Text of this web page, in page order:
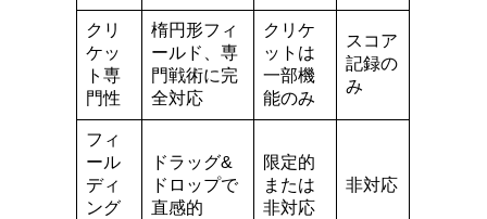
クリ
ケッ
ト専
門性
楕円形フィ
ールド、専
門戦術に完
全対応
クリケ
ットは
一部機
能のみ
スコア
記録の
み
フィ
ール
ディ
ング
ドラッグ&
ドロップで
直感的
限定的
または
非対応
非対応